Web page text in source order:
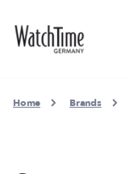
Home Brands